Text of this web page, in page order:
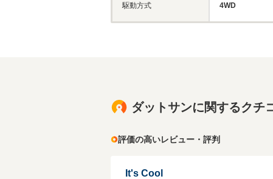
駆動方式 4WD
ダットサンに関するクチ
評価の高いレビュー・評判
It's Cool